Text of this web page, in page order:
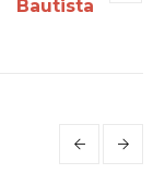
Bautista